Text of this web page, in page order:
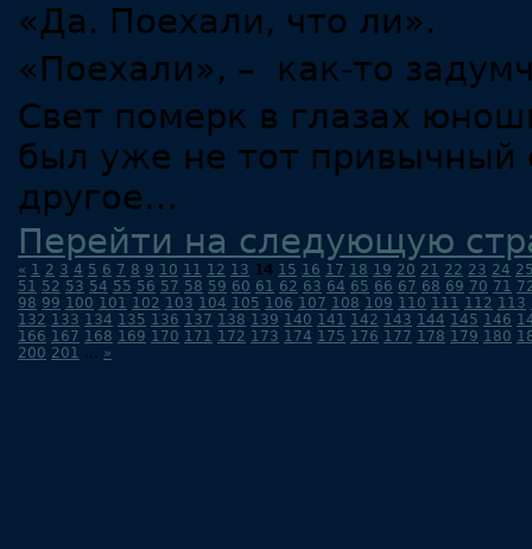
«Да. Поехали, что ли».
«Поехали», – как-то
Свет померк в глазах
был уже не тот привычный
другое…
Перейти на следующую
« 1 2 3 4 5 6 7 8 9 10 11 12 13 14 15 16 17 18 19 20 21 22 23 24
51 52 53 54 55 56 57 58 59 60 61 62 63 64 65 66 67 68 69 70 71
98 99 100 101 102 103 104 105 106 107 108 109 110 111 112 113
132 133 134 135 136 137 138 139 140 141 142 143 144 145 146
166 167 168 169 170 171 172 173 174 175 176 177 178 179 180
200 201 ... »